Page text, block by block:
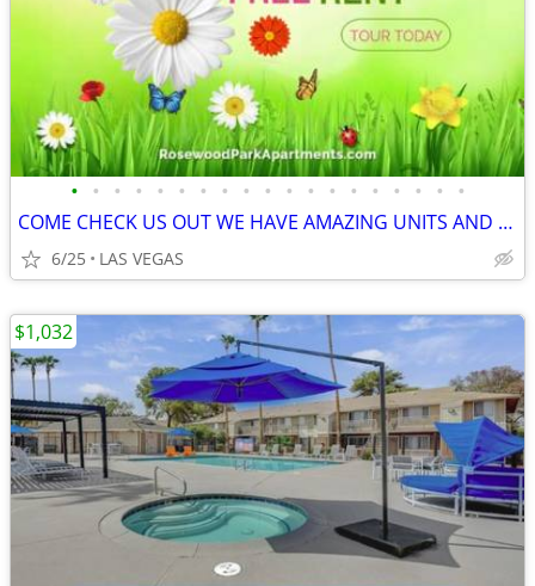
• • • • • • • • • • • • • • • • • • •
COME CHECK US OUT WE HAVE AMAZING UNITS AND UP TP 1 MONTH OFF
6/25 LAS VEGAS
$1,032